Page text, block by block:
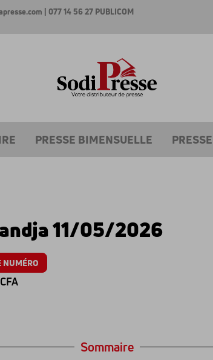
| 077 14 56 27 PUBLICOM
PRESSE BIMENSUELLE
11/05/2026
NUMÉRO
Sommaire